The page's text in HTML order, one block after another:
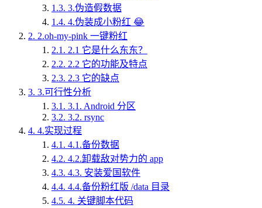
1.3. 3.伪造假数据
1.4. 4.伪装成小粉红 😂
2. 2.oh-my-pink 一键粉红
2.1. 2.1 它是什么东东？
2.2. 2.2 它的功能及特点
2.3. 2.3 它的缺点
3. 3.可行性分析
3.1. 3.1. Android 分区
3.2. 3.2. rsync
4. 4.实现过程
4.1. 4.1.备份数据
4.2. 4.2.卸载敌对势力的 app
4.3. 4.3. 安装爱国软件
4.4. 4.4.备份粉红版 /data 目录
4.5. 4. 关键脚本代码